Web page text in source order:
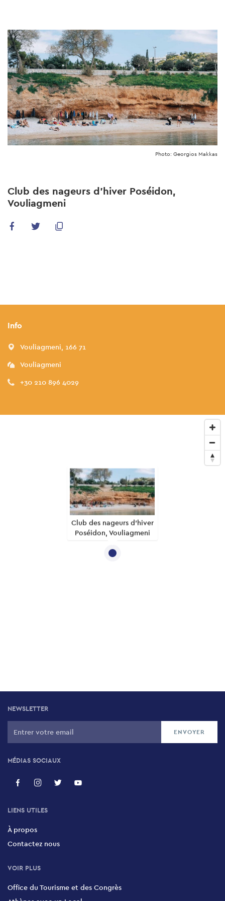
to
main
content
Photo: Georgios Makkas
Club des nageurs d'hiver Poséidon,
Vouliagmeni
Info
Vouliagmeni, 166 71
Vouliagmeni
+30 210 896 4029
Club des nageurs d'hiver
Poséidon, Vouliagmeni
NEWSLETTER
MÉDIAS SOCIAUX
LIENS UTILES
À propos
Contactez nous
VOIR PLUS
Office du Tourisme et des Congrès